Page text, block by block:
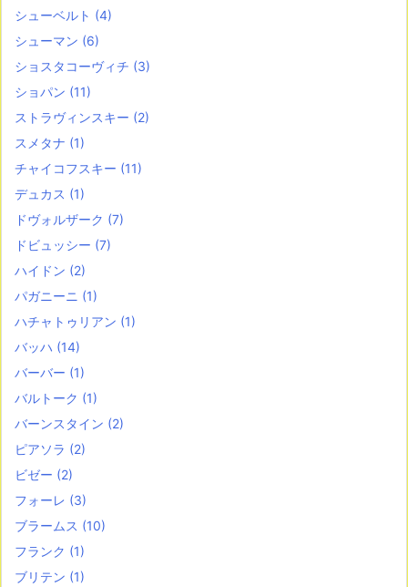
シューベルト (4)
シューマン (6)
ショスタコーヴィチ (3)
ショパン (11)
ストラヴィンスキー (2)
スメタナ (1)
チャイコフスキー (11)
デュカス (1)
ドヴォルザーク (7)
ドビュッシー (7)
ハイドン (2)
パガニーニ (1)
ハチャトゥリアン (1)
バッハ (14)
バーバー (1)
バルトーク (1)
バーンスタイン (2)
ピアソラ (2)
ビゼー (2)
フォーレ (3)
ブラームス (10)
フランク (1)
ブリテン (1)